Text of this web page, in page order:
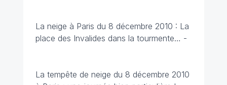
La neige à Paris du 8 décembre 2010 : La
place des Invalides dans la tourmente… -
La tempête de neige du 8 décembre 2010